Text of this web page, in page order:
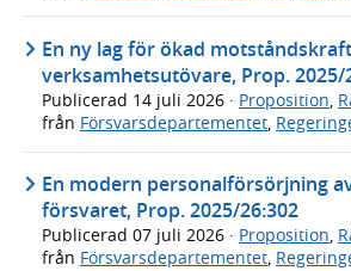
En ny lag för ökad
verksamhetsutövare, Prop. 2025/
Publicerad 14 juli 2026 · Proposition
från Försvarsdepartementet
En modern personalförsörjning
försvaret, Prop. 2025/26:302
Publicerad 07 juli 2026 · Proposition,
från Försvarsdepartementet,